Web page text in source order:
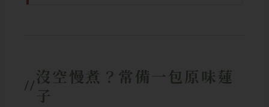
沒空慢煮？常備一包原味蓮
子